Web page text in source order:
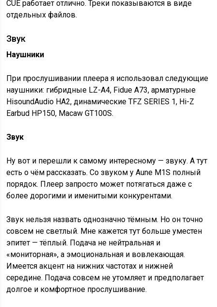
CUE работает отлично. Треки показываются в виде
отдельных файлов.
Звук
Наушники
При прослушивании плеера я использовал следующие
наушники: гибридные LZ-A4, Fidue A73, арматурные
HisoundAudio HA2, динамические TFZ SERIES 1, Hi-Z
Earbud HP150, Macaw GT100S.
Звук
Ну вот и перешли к самому интересному — звуку. А тут
есть о чём рассказать. Со звуком у Aune M1S полный
порядок. Плеер запросто может потягаться даже с
более дорогими и именитыми конкурентами.
Звук нельзя назвать однозначно тёмным. Но он точно
совсем не светлый. Мне кажется тут больше уместен
эпитет — тёплый. Подача не нейтральная и
«мониторная», а эмоциональная и вовлекающая.
Имеется акцент на нижних частотах и нижней
середине. Подача совсем не утомляет и предполагает
долгое и комфортное прослушивание.